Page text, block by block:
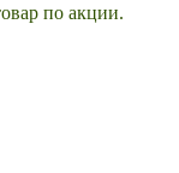
по акции.